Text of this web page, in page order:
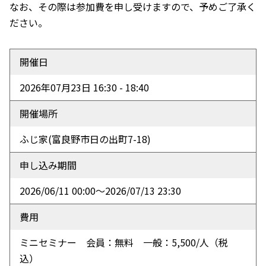
なお、その際は参加費を申し受けますので、予めご了承く
ださい。
開催日
2026年07月23日 16:30 - 18:40
開催場所
ふじ家(富良野市日の出町7-18)
申し込み期間
2026/06/11 00:00〜2026/07/13 23:30
費用
ミニセミナー 会員：無料 一般：5,500/人（税
込）